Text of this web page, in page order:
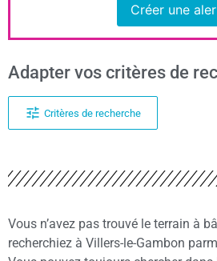
Créer une
Adapter vos critères de
Critères de recherche
Vous n’avez pas trouvé le terrain à
recherchiez à Villers-le-Gambon